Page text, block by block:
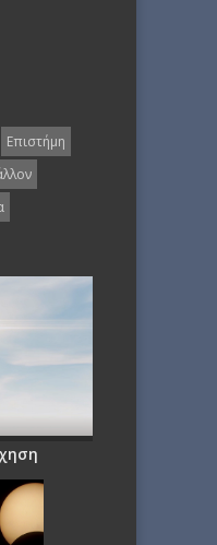
Επιστήμη